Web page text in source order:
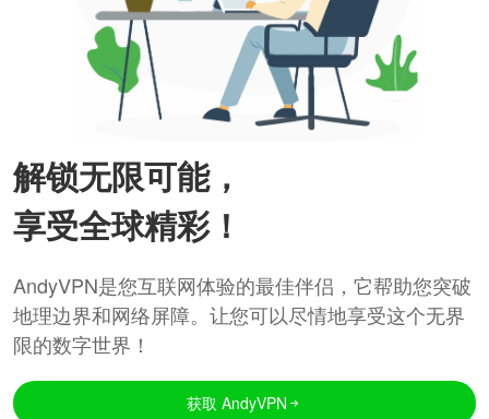
解锁无限可能，
享受全球精彩！
AndyVPN是您互联网体验的最佳伴侣，它帮助您突破
地理边界和网络屏障。让您可以尽情地享受这个无界
限的数字世界！
获取 AndyVPN